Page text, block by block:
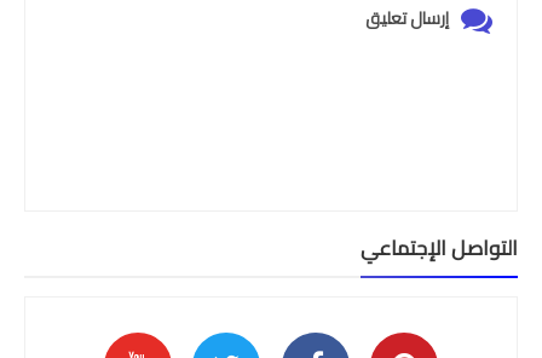
إرسال تعليق
التواصل الإجتماعي